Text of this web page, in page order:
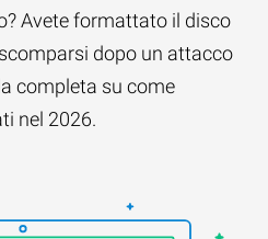
Avete formattato il disco
dopo un attacco
completa su come
nel 2026.